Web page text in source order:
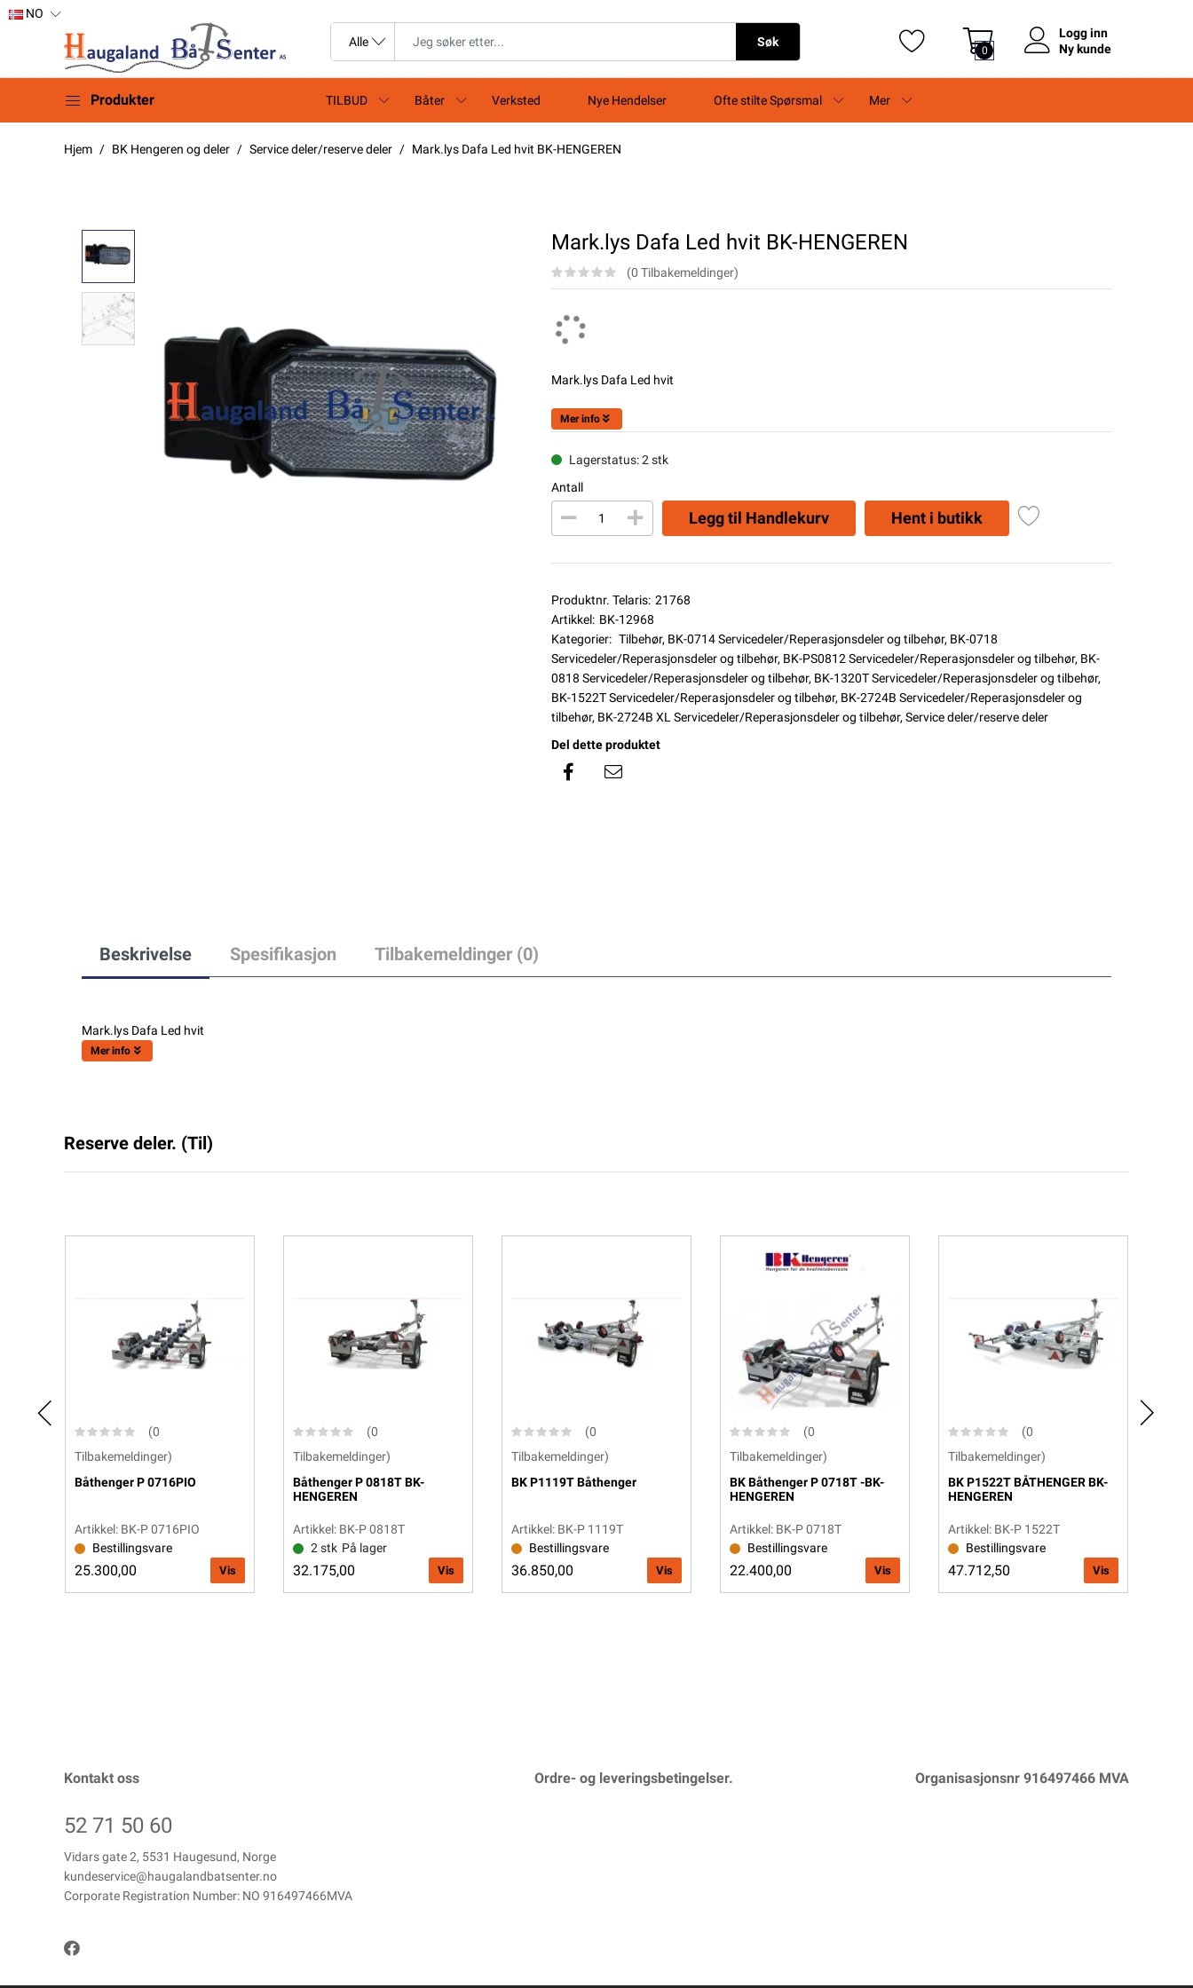
NO
Søk
0
Logg inn
Ny kunde
Produkter TILBUD Båter Verksted Nye Hendelser Ofte stilte Spørsmal Mer
Hjem BK Hengeren og deler Service deler/reserve deler Mark.lys Dafa Led hvit BK-HENGEREN
Mark.lys Dafa Led hvit BK-HENGEREN
(0 Tilbakemeldinger)
Mark.lys Dafa Led hvit
Mer info
Lagerstatus: 2 stk
Antall
Legg til Handlekurv Hent i butikk
Produktnr. Telaris: 21768
Artikkel: BK-12968
Kategorier: Tilbehør, BK-0714 Servicedeler/Reperasjonsdeler og tilbehør, BK-0718
Servicedeler/Reperasjonsdeler og tilbehør, BK-PS0812 Servicedeler/Reperasjonsdeler og tilbehør, BK-
0818 Servicedeler/Reperasjonsdeler og tilbehør, BK-1320T Servicedeler/Reperasjonsdeler og tilbehør,
BK-1522T Servicedeler/Reperasjonsdeler og tilbehør, BK-2724B Servicedeler/Reperasjonsdeler og
tilbehør, BK-2724B XL Servicedeler/Reperasjonsdeler og tilbehør, Service deler/reserve deler
Del dette produktet
Beskrivelse Spesifikasjon Tilbakemeldinger (0)
Mark.lys Dafa Led hvit
Mer info
Reserve deler. (Til)
(0
Tilbakemeldinger)
Båthenger P 0716PIO
Artikkel: BK-P 0716PIO
Bestillingsvare
25.300,00 Vis
(0
Tilbakemeldinger)
Båthenger P 0818T BK-
HENGEREN
Artikkel: BK-P 0818T
2 stk På lager
32.175,00 Vis
(0
Tilbakemeldinger)
BK P1119T Båthenger
Artikkel: BK-P 1119T
Bestillingsvare
36.850,00 Vis
(0
Tilbakemeldinger)
BK Båthenger P 0718T -BK-
HENGEREN
Artikkel: BK-P 0718T
Bestillingsvare
22.400,00 Vis
(0
Tilbakemeldinger)
BK P1522T BÅTHENGER BK-
HENGEREN
Artikkel: BK-P 1522T
Bestillingsvare
47.712,50 Vis
Kontakt oss
52 71 50 60
Vidars gate 2, 5531 Haugesund, Norge
kundeservice@haugalandbatsenter.no
Corporate Registration Number: NO 916497466MVA
Ordre- og leveringsbetingelser. Organisasjonsnr 916497466 MVA